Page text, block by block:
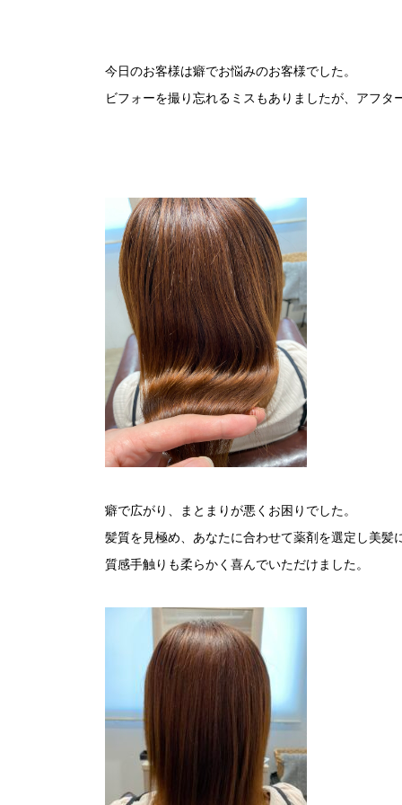
今日のお客様は癖でお悩みのお客様でした。
ビフォーを撮り忘れるミスもありましたが、アフタ
癖で広がり、まとまりが悪くお困りでした。
髪質を見極め、あなたに合わせて薬剤を選定し美髪
質感手触りも柔らかく喜んでいただけました。